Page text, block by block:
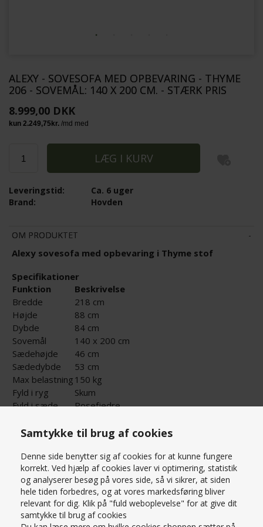
Samtykke til brug af cookies
Denne side benytter sig af cookies for at kunne fungere
korrekt. Ved hjælp af cookies laver vi optimering, statistik
og analyserer besøg på vores side, så vi sikrer, at siden
hele tiden forbedres, og at vores markedsføring bliver
relevant for dig. Klik på "fuld weboplevelse" for at give dit
samtykke til brug af cookies
ALEXY - SOVESOFA MED OPBEVARING - THYME
206 - SOVEMÅL: 140 X 200 CM. - STÆRK PRIS
8.999,00 DKK
Ca. 6 uger
Leveringstid:
Hovden
Brand:
OM PRODUKTET
Alexy sovesofa med opbevaring i Thyme stof
Specifikationer
Funktion
Beskrivelse
Bredde
218 cm
Højde
88 cm
Dybde
84 cm
Sovemål
140 x 200 cm
Sædehøjde
46 cm
Sædedybde
53 cm
Max belastning 150 kg
Fyld i ryg
Skum
Fyld i sæde
Posefjedre
Betræk
Elba stof – 206 Thyme
Alexy sovesofa – komfort og funktion i elegant
design
Med sit stilrene udtryk og smarte funktioner er
Læs mere om produktet
PRISMATCH – KONTAKT OS HER
SPØRG OS